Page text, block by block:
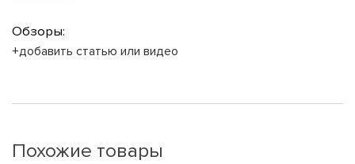
Обзоры:
+добавить статью или видео
Похожие товары